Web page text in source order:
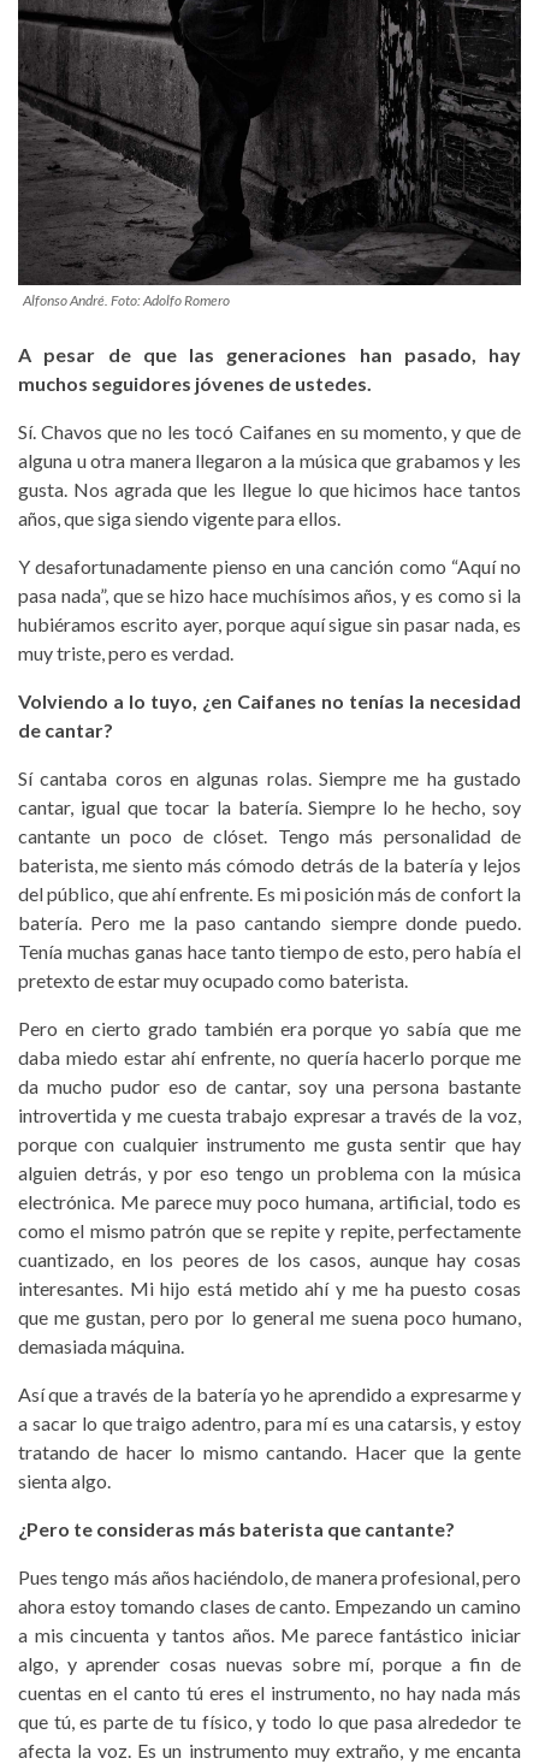
Alfonso André. Foto: Adolfo Romero
A pesar de que las generaciones han pasado, hay
muchos seguidores jóvenes de ustedes.
Sí. Chavos que no les tocó Caifanes en su momento, y que de
alguna u otra manera llegaron a la música que grabamos y les
gusta. Nos agrada que les llegue lo que hicimos hace tantos
años, que siga siendo vigente para ellos.
Y desafortunadamente pienso en una canción como “Aquí no
pasa nada”, que se hizo hace muchísimos años, y es como si la
hubiéramos escrito ayer, porque aquí sigue sin pasar nada, es
muy triste, pero es verdad.
Volviendo a lo tuyo, ¿en Caifanes no tenías la necesidad
de cantar?
Sí cantaba coros en algunas rolas. Siempre me ha gustado
cantar, igual que tocar la batería. Siempre lo he hecho, soy
cantante un poco de clóset. Tengo más personalidad de
baterista, me siento más cómodo detrás de la batería y lejos
del público, que ahí enfrente. Es mi posición más de confort la
batería. Pero me la paso cantando siempre donde puedo.
Tenía muchas ganas hace tanto tiempo de esto, pero había el
pretexto de estar muy ocupado como baterista.
Pero en cierto grado también era porque yo sabía que me
daba miedo estar ahí enfrente, no quería hacerlo porque me
da mucho pudor eso de cantar, soy una persona bastante
introvertida y me cuesta trabajo expresar a través de la voz,
porque con cualquier instrumento me gusta sentir que hay
alguien detrás, y por eso tengo un problema con la música
electrónica. Me parece muy poco humana, artificial, todo es
como el mismo patrón que se repite y repite, perfectamente
cuantizado, en los peores de los casos, aunque hay cosas
interesantes. Mi hijo está metido ahí y me ha puesto cosas
que me gustan, pero por lo general me suena poco humano,
demasiada máquina.
Así que a través de la batería yo he aprendido a expresarme y
a sacar lo que traigo adentro, para mí es una catarsis, y estoy
tratando de hacer lo mismo cantando. Hacer que la gente
sienta algo.
¿Pero te consideras más baterista que cantante?
Pues tengo más años haciéndolo, de manera profesional, pero
ahora estoy tomando clases de canto. Empezando un camino
a mis cincuenta y tantos años. Me parece fantástico iniciar
algo, y aprender cosas nuevas sobre mí, porque a fin de
cuentas en el canto tú eres el instrumento, no hay nada más
que tú, es parte de tu físico, y todo lo que pasa alrededor te
afecta la voz. Es un instrumento muy extraño, y me encanta